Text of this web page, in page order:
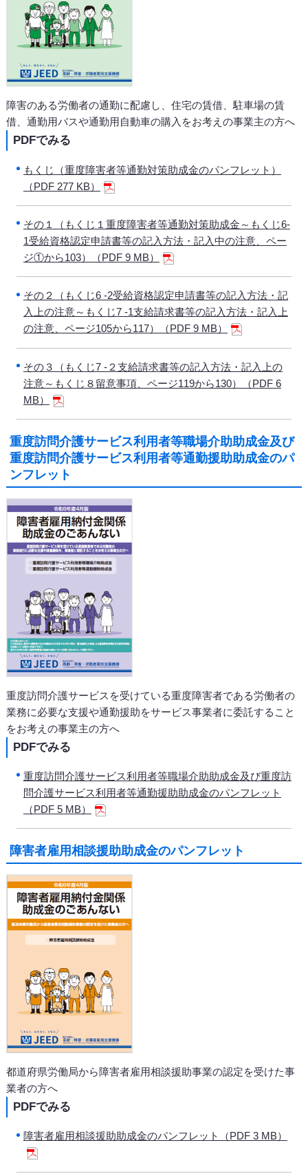
障害のある労働者の通勤に配慮し、住宅の賃借、駐車場の賃
借、通勤用バスや通勤用自動車の購入をお考えの事業主の方へ
PDFでみる
もくじ（重度障害者等通勤対策助成金のパンフレット）
（PDF 277 KB）
その１（もくじ１重度障害者等通勤対策助成金～もくじ6-
1受給資格認定申請書等の記入方法・記入中の注意、ペー
ジ①から103）（PDF 9 MB）
その２（もくじ6 -2受給資格認定申請書等の記入方法・記
入上の注意～もくじ7 -1支給請求書等の記入方法・記入上
の注意、ページ105から117）（PDF 9 MB）
その３（もくじ7 -２支給請求書等の記入方法・記入上の
注意～もくじ８留意事項、ページ119から130）（PDF 6
MB）
重度訪問介護サービス利用者等職場介助助成金及び
重度訪問介護サービス利用者等通勤援助助成金のパ
ンフレット
重度訪問介護サービスを受けている重度障害者である労働者の
業務に必要な支援や通勤援助をサービス事業者に委託すること
をお考えの事業主の方へ
PDFでみる
重度訪問介護サービス利用者等職場介助助成金及び重度訪
問介護サービス利用者等通勤援助助成金のパンフレット
（PDF 5 MB）
障害者雇用相談援助助成金のパンフレット
都道府県労働局から障害者雇用相談援助事業の認定を受けた事
業者の方へ
PDFでみる
障害者雇用相談援助助成金のパンフレット（PDF 3 MB）